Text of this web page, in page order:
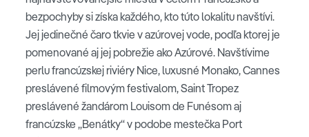
hotelom Paris, Kasínom a luxusnými butikmi.
Monako
bezpochyby si získa každého, kto túto lokalitu navštívi.
Jej jedinečné čaro tkvie v azúrovej vode, podľa ktorej je
pomenované aj jej pobrežie ako Azúrové. Navštívime
perlu francúzskej riviéry Nice, luxusné Monako, Cannes
preslávené filmovým festivalom, Saint Tropez
preslávené žandárom Louisom de Funésom aj
francúzske „Benátky“ v podobe mestečka Port